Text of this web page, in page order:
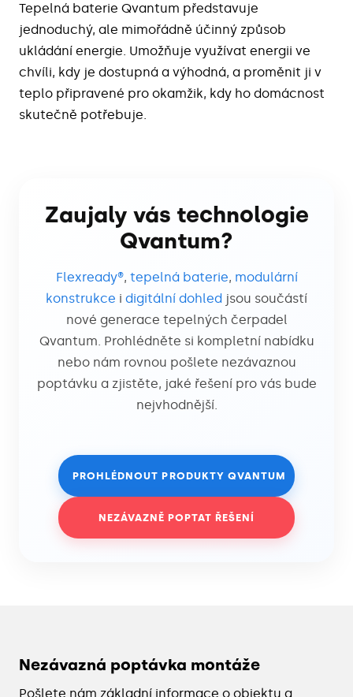
Tepelná baterie Qvantum představuje
jednoduchý, ale mimořádně účinný způsob
ukládání energie. Umožňuje využívat energii ve
chvíli, kdy je dostupná a výhodná, a proměnit ji v
teplo připravené pro okamžik, kdy ho domácnost
skutečně potřebuje.
Zaujaly vás technologie
Qvantum?
Flexready®, tepelná baterie, modulární
konstrukce i digitální dohled jsou součástí
nové generace tepelných čerpadel
Qvantum. Prohlédněte si kompletní nabídku
nebo nám rovnou pošlete nezávaznou
poptávku a zjistěte, jaké řešení pro vás bude
nejvhodnější.
PROHLÉDNOUT PRODUKTY QVANTUM
NEZÁVAZNĚ POPTAT ŘEŠENÍ
Nezávazná poptávka montáže
Pošlete nám základní informace o objektu a